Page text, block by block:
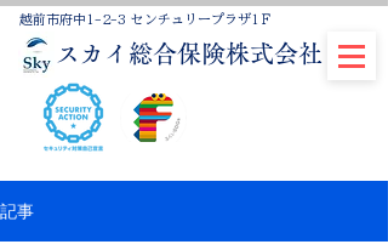
スカイ総合保険株式会社
越前市府中1-2-3 センチュリープラザ1Ｆ
記事